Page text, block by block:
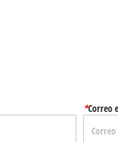
*Correo